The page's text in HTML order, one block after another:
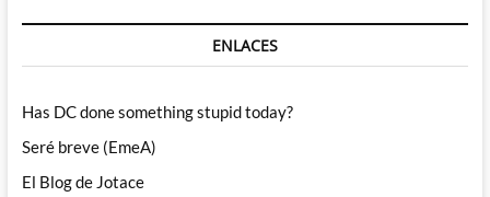
ENLACES
Has DC done something stupid today?
Seré breve (EmeA)
El Blog de Jotace